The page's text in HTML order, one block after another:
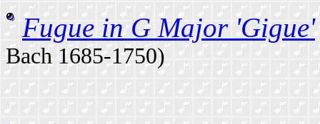
Fugue in G Major 'Gigue'
Bach 1685-1750)